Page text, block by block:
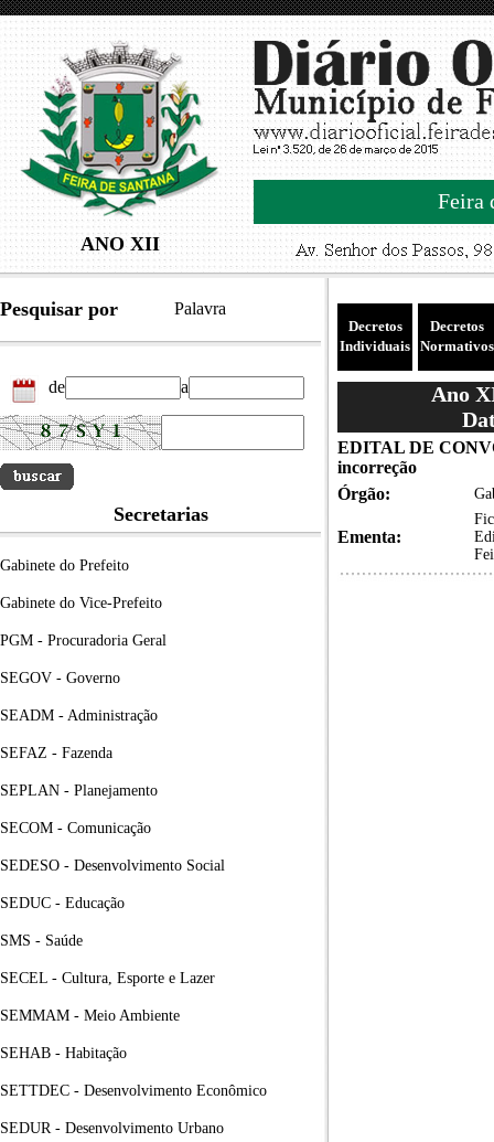
ANO XII
Feira
Pesquisar por Palavra
de a
Secretarias
Gabinete do Prefeito
Gabinete do Vice-Prefeito
PGM - Procuradoria Geral
SEGOV - Governo
SEADM - Administração
SEFAZ - Fazenda
SEPLAN - Planejamento
SECOM - Comunicação
SEDESO - Desenvolvimento Social
SEDUC - Educação
SMS - Saúde
SECEL - Cultura, Esporte e Lazer
SEMMAM - Meio Ambiente
SEHAB - Habitação
SETTDEC - Desenvolvimento Econômico
SEDUR - Desenvolvimento Urbano
Decretos
Individuais
Decretos
Normativos
Ano
EDITAL DE
incorreção
Órgão:
Ementa: